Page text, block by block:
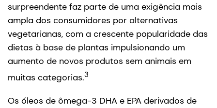
surpreendente faz parte de uma exigência mais
ampla dos consumidores por alternativas
vegetarianas, com a crescente popularidade das
dietas à base de plantas impulsionando um
aumento de novos produtos sem animais em
muitas categorias.3
Os óleos de ômega-3 DHA e EPA derivados de